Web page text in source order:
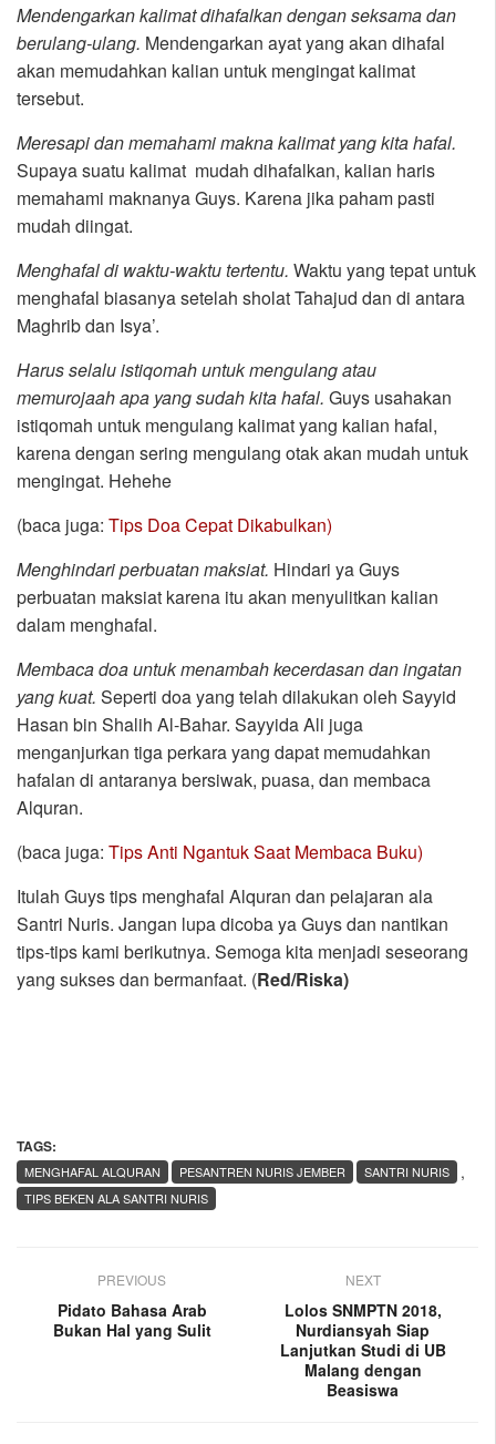
Mendengarkan kalimat dihafalkan dengan seksama dan
berulang-ulang. Mendengarkan ayat yang akan dihafal
akan memudahkan kalian untuk mengingat kalimat
tersebut.
Meresapi dan memahami makna kalimat yang kita hafal.
Supaya suatu kalimat mudah dihafalkan, kalian haris
memahami maknanya Guys. Karena jika paham pasti
mudah diingat.
Menghafal di waktu-waktu tertentu. Waktu yang tepat untuk
menghafal biasanya setelah sholat Tahajud dan di antara
Maghrib dan Isya’.
Harus selalu istiqomah untuk mengulang atau
memurojaah apa yang sudah kita hafal. Guys usahakan
istiqomah untuk mengulang kalimat yang kalian hafal,
karena dengan sering mengulang otak akan mudah untuk
mengingat. Hehehe
(baca juga: Tips Doa Cepat Dikabulkan)
Menghindari perbuatan maksiat. Hindari ya Guys
perbuatan maksiat karena itu akan menyulitkan kalian
dalam menghafal.
Membaca doa untuk menambah kecerdasan dan ingatan
yang kuat. Seperti doa yang telah dilakukan oleh Sayyid
Hasan bin Shalih Al-Bahar. Sayyida Ali juga
menganjurkan tiga perkara yang dapat memudahkan
hafalan di antaranya bersiwak, puasa, dan membaca
Alquran.
(baca juga: Tips Anti Ngantuk Saat Membaca Buku)
Itulah Guys tips menghafal Alquran dan pelajaran ala
Santri Nuris. Jangan lupa dicoba ya Guys dan nantikan
tips-tips kami berikutnya. Semoga kita menjadi seseorang
yang sukses dan bermanfaat. (Red/Riska)
TAGS:
,
MENGHAFAL ALQURAN PESANTREN NURIS JEMBER
SANTRI NURIS
TIPS BEKEN ALA SANTRI NURIS
PREVIOUS
Pidato Bahasa Arab
Bukan Hal yang Sulit
NEXT
Lolos SNMPTN 2018,
Nurdiansyah Siap
Lanjutkan Studi di UB
Malang dengan
Beasiswa